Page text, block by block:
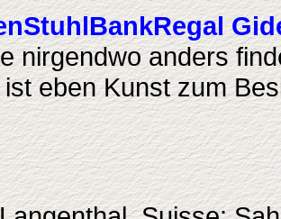
nirgendwo anders
eben Kunst zum